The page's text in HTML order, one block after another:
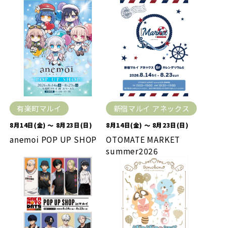
有楽町マルイ
8月14日(金) ～ 8月23日(日)
anemoi POP UP SHOP
新宿マルイ アネックス
8月14日(金) ～ 8月23日(日)
OTOMATE MARKET
summer2026